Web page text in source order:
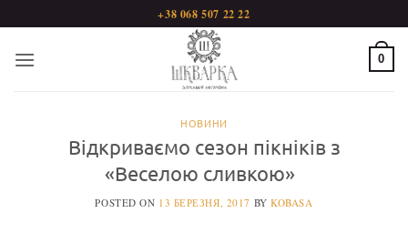
+38 068 507 22 22
0
НОВИНИ
Відкриваємо сезон пікніків з
«Веселою сливкою»
POSTED ON 13 БЕРЕЗНЯ, 2017 BYKOBASA